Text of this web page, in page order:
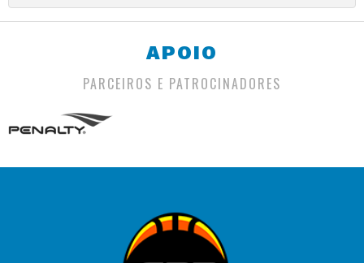
APOIO
PARCEIROS E PATROCINADORES